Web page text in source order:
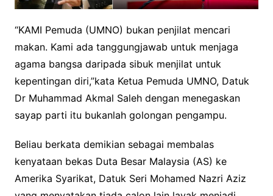
“KAMI Pemuda (UMNO) bukan penjilat mencari
makan. Kami ada tanggungjawab untuk menjaga
agama bangsa daripada sibuk menjilat untuk
kepentingan diri,”kata Ketua Pemuda UMNO, Datuk
Dr Muhammad Akmal Saleh dengan menegaskan
sayap parti itu bukanlah golongan pengampu.
Beliau berkata demikian sebagai membalas
kenyataan bekas Duta Besar Malaysia (AS) ke
Amerika Syarikat, Datuk Seri Mohamed Nazri Aziz